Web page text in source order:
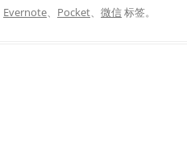
Evernote、 Pocket、 微信标签。